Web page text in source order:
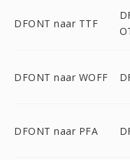
DFONT naar TTF
DFONT naar WOFF
DFONT naar PFA